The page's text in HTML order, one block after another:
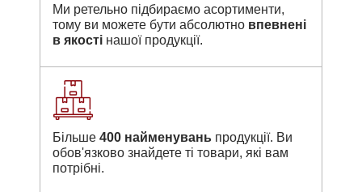
Ми ретельно підбираємо асортименти,
тому ви можете бути абсолютно впевнені
в якості нашої продукції.
Більше 400 найменувань продукції. Ви
обов'язково знайдете ті товари, які вам
потрібні.